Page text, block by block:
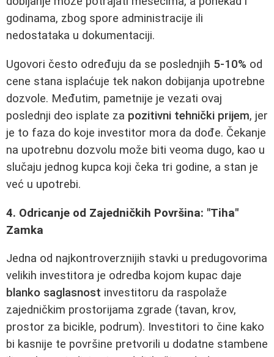
godinama, zbog spore administracije ili
nedostataka u dokumentaciji.
Ugovori često određuju da se poslednjih 5-10% od
cene stana isplaćuje tek nakon dobijanja upotrebne
dozvole. Međutim, pametnije je vezati ovaj
poslednji deo isplate za pozitivni tehnički prijem, jer
je to faza do koje investitor mora da dođe. Čekanje
na upotrebnu dozvolu može biti veoma dugo, kao u
slučaju jednog kupca koji čeka tri godine, a stan je
već u upotrebi.
4. Odricanje od Zajedničkih Površina: "Tiha"
Zamka
Jedna od najkontroverznijih stavki u predugovorima
velikih investitora je odredba kojom kupac daje
blanko saglasnost investitoru da raspolaže
zajedničkim prostorijama zgrade (tavan, krov,
prostor za bicikle, podrum). Investitori to čine kako
bi kasnije te površine pretvorili u dodatne stambene